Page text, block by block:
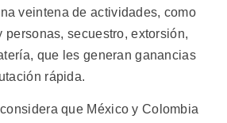
veintena de actividades, como
personas, secuestro, extorsión,
que les generan ganancias
rápida.
que México y Colombia